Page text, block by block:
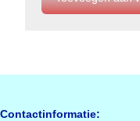
Contactinformatie: